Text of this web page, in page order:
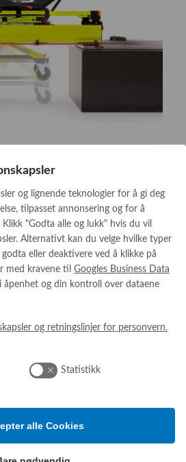
ambulansebåre
er tilgjengelig både elektrisk og
og sikker – godkjent iht EN1865 og
du vil unngå de tunge løftene!
Om os
ESG-rapport
og lignende teknologier for å gi deg
tilpasset annonsering og for å
"Godta alle og lukk" hvis du vil
Alternativt kan du velge hvilke typer
eller deaktivere ved å klikke på
med kravene til Googles Business Data
åpenhet og din kontroll over dataene
og retningslinjer for personvern.
Statistikk
alle Cookies